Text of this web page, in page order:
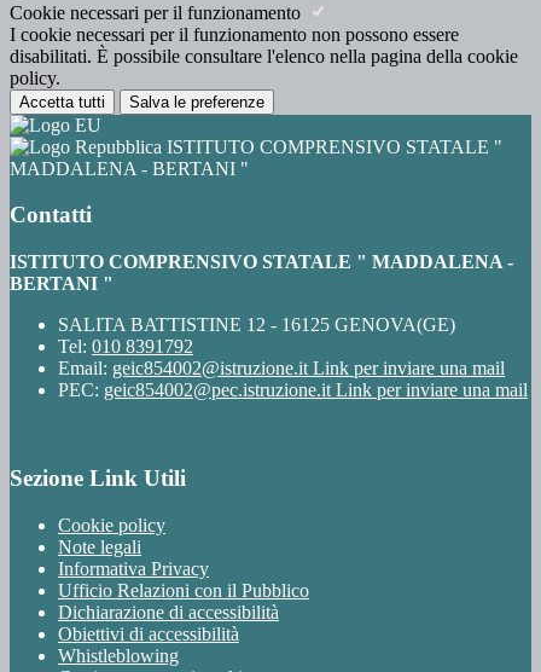
Cookie necessari per il funzionamento
I cookie necessari per il funzionamento non possono essere
disabilitati. È possibile consultare l'elenco nella pagina della cookie
policy.
Accetta tutti Salva le preferenze
ISTITUTO COMPRENSIVO STATALE "
MADDALENA - BERTANI "
Contatti
ISTITUTO COMPRENSIVO STATALE " MADDALENA -
BERTANI "
SALITA BATTISTINE 12 - 16125 GENOVA(GE)
Tel: 010 8391792
Email: geic854002@istruzione.it Link per inviare una mail
PEC: geic854002@pec.istruzione.it Link per inviare una mail
Sezione Link Utili
Cookie policy
Note legali
Informativa Privacy
Ufficio Relazioni con il Pubblico
Dichiarazione di accessibilità
Obiettivi di accessibilità
Whistleblowing